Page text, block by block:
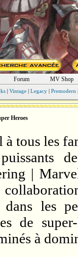
Forum MV Shop
| Vintage| Legacy| Premodern
Heroes
à tous les
|
dans les
de
à